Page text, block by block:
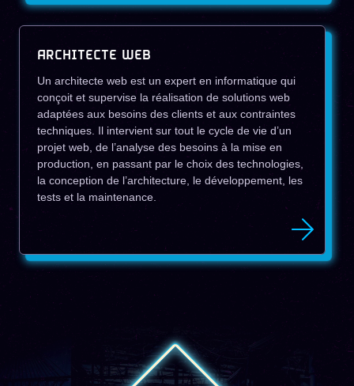
ARCHITECTE WEB
Un architecte web est un expert en informatique qui
conçoit et supervise la réalisation de solutions web
adaptées aux besoins des clients et aux contraintes
techniques. Il intervient sur tout le cycle de vie d’un
projet web, de l’analyse des besoins à la mise en
production, en passant par le choix des technologies,
la conception de l’architecture, le développement, les
tests et la maintenance.